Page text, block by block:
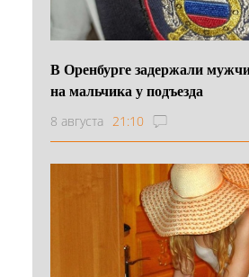
В Оренбурге задержали
на мальчика у подъезда
8 августа 21:10